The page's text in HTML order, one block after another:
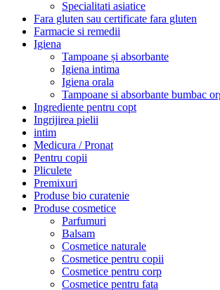
Specialitati asiatice
Fara gluten sau certificate fara gluten
Farmacie si remedii
Igiena
Tampoane și absorbante
Igiena intima
Igiena orala
Tampoane si absorbante bumbac
Ingrediente pentru copt
Ingrijirea pielii
intim
Medicura / Pronat
Pentru copii
Pliculete
Premixuri
Produse bio curatenie
Produse cosmetice
Parfumuri
Balsam
Cosmetice naturale
Cosmetice pentru copii
Cosmetice pentru corp
Cosmetice pentru fata